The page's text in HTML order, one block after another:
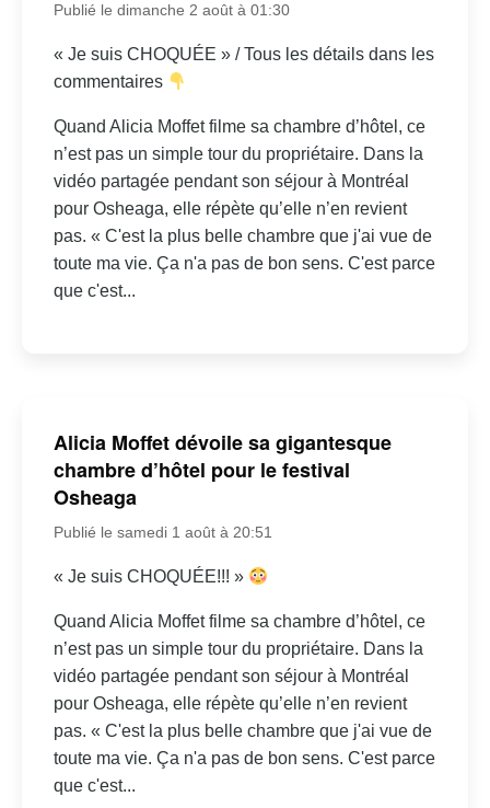
Publié le dimanche 2 août à 01:30
« Je suis CHOQUÉE » / Tous les détails dans les
commentaires
Quand Alicia Moffet filme sa chambre d’hôtel, ce
n’est pas un simple tour du propriétaire. Dans la
vidéo partagée pendant son séjour à Montréal
pour Osheaga, elle répète qu’elle n’en revient
pas. « C'est la plus belle chambre que j'ai vue de
toute ma vie. Ça n'a pas de bon sens. C'est parce
que c'est...
Alicia Moffet dévoile sa gigantesque
chambre d’hôtel pour le festival
Osheaga
Publié le samedi 1 août à 20:51
« Je suis CHOQUÉE!!! »
Quand Alicia Moffet filme sa chambre d’hôtel, ce
n’est pas un simple tour du propriétaire. Dans la
vidéo partagée pendant son séjour à Montréal
pour Osheaga, elle répète qu’elle n’en revient
pas. « C'est la plus belle chambre que j'ai vue de
toute ma vie. Ça n'a pas de bon sens. C'est parce
que c'est...